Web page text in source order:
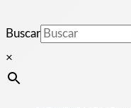
Buscar
×